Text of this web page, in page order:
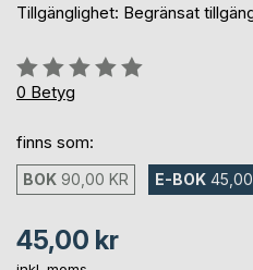
Tillgänglighet: Begränsat
Betyg::
0%
0 Betyg
finns som:
BOK 90,00 KR E-BOK
45,00 kr